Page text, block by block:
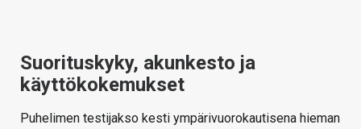
Suorituskyky, akunkesto ja
käyttökokemukset
Puhelimen testijakso kesti ympärivuorokautisena hieman